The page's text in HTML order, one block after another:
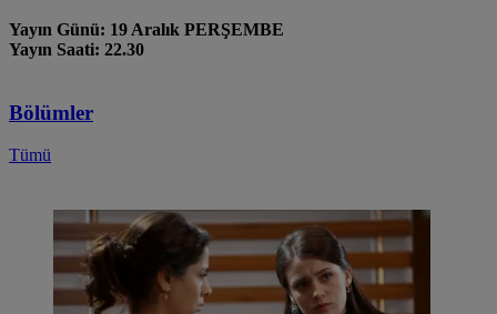
Yayın Günü: 19 Aralık PERŞEMBE
Yayın Saati: 22.30
Bölümler
Tümü